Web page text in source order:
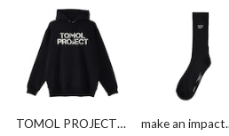
TOMOL PROJECT
make an impact.